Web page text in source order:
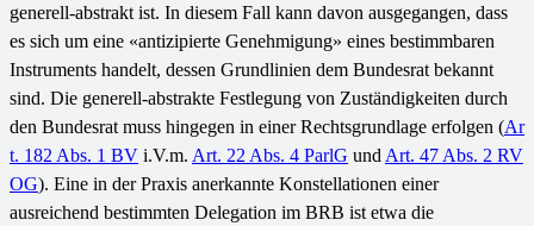
generell-abstrakt ist. In diesem Fall kann davon ausgegangen, dass
es sich um eine «antizipierte Genehmigung» eines bestimmbaren
Instruments handelt, dessen Grundlinien dem Bundesrat bekannt
sind. Die generell-abstrakte Festlegung von Zuständigkeiten durch
den Bundesrat muss hingegen in einer Rechtsgrundlage erfolgen (Ar
t. 182 Abs. 1 BV i.V.m. Art. 22 Abs. 4 ParlG und Art. 47 Abs. 2 RV
OG). Eine in der Praxis anerkannte Konstellationen einer
ausreichend bestimmten Delegation im BRB ist etwa die